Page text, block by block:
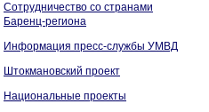
Сотрудничество со странами
Баренц-региона
Информация пресс-службы УМВД
Штокмановский проект
Национальные проекты